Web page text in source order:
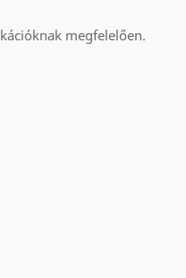
megfelelően.